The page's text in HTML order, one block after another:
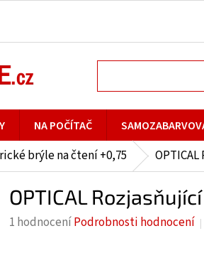
NA POČÍTAČ
brýle na čtení +0,75
OPTICAL
Průměrné
1 hodnoceníPodrobnosti hodnocení